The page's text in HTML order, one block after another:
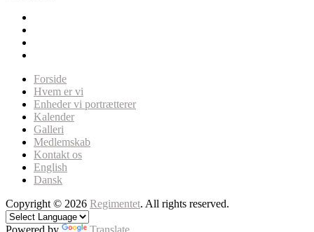
Forside
Hvem er vi
Enheder vi portrætterer
Kalender
Galleri
Medlemskab
Kontakt os
English
Dansk
Copyright © 2026 Regimentet. All rights reserved.
Powered by Translate